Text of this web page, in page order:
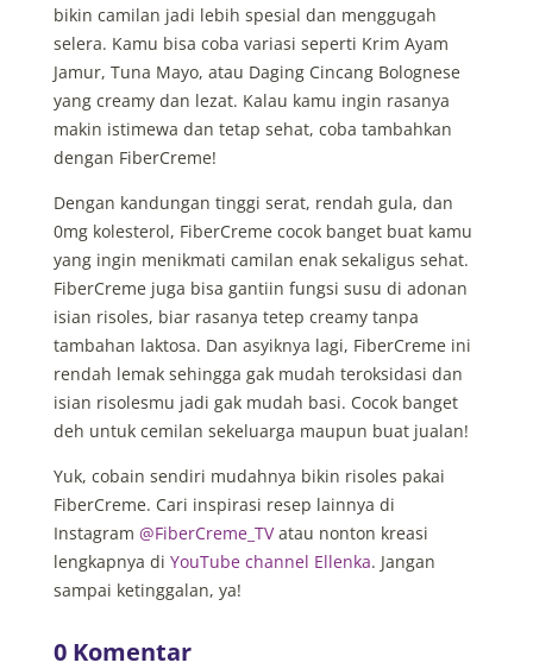
bikin camilan jadi lebih spesial dan menggugah
selera. Kamu bisa coba variasi seperti Krim Ayam
Jamur, Tuna Mayo, atau Daging Cincang Bolognese
yang creamy dan lezat. Kalau kamu ingin rasanya
makin istimewa dan tetap sehat, coba tambahkan
dengan FiberCreme!
Dengan kandungan tinggi serat, rendah gula, dan
0mg kolesterol, FiberCreme cocok banget buat kamu
yang ingin menikmati camilan enak sekaligus sehat.
FiberCreme juga bisa gantiin fungsi susu di adonan
isian risoles, biar rasanya tetep creamy tanpa
tambahan laktosa. Dan asyiknya lagi, FiberCreme ini
rendah lemak sehingga gak mudah teroksidasi dan
isian risolesmu jadi gak mudah basi. Cocok banget
deh untuk cemilan sekeluarga maupun buat jualan!
Yuk, cobain sendiri mudahnya bikin risoles pakai
FiberCreme. Cari inspirasi resep lainnya di
Instagram @FiberCreme_TVatau nonton kreasi
lengkapnya di YouTube channel Ellenka. Jangan
sampai ketinggalan, ya!
0 Komentar